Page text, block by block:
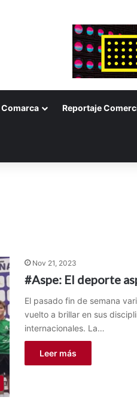
Comarca Reportaje
Nov 21, 2023
#Aspe: El deporte
El pasado fin de semana
vuelto a brillar en sus
internacionales. La…
Leer más